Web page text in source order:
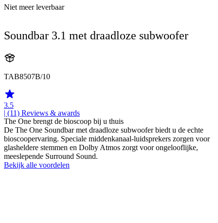
Niet meer leverbaar
Soundbar 3.1 met draadloze subwoofer
TAB8507B/10
3.5
| (11) Reviews & awards
The One brengt de bioscoop bij u thuis
De The One Soundbar met draadloze subwoofer biedt u de echte
bioscoopervaring. Speciale middenkanaal-luidsprekers zorgen voor
glasheldere stemmen en Dolby Atmos zorgt voor ongelooflijke,
meeslepende Surround Sound.
Bekijk alle voordelen